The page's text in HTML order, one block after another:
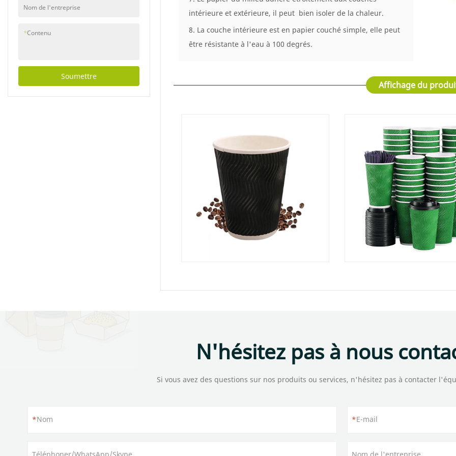
intérieure et extérieure, il peut bien isoler de la chaleur.
8. La couche intérieure est en papier couché simple, elle peut
être résistante à l'eau à 100 degrés.
Affichage du
Nom de l'entreprise
*Contenu
Soumettre
N'hésitez pas à nous
Si vous avez des questions sur nos produits ou services, n'hésitez pas à contacter
Nom E-mail
Téléphoner/WhatsApp/Skype Nom de l'entreprise